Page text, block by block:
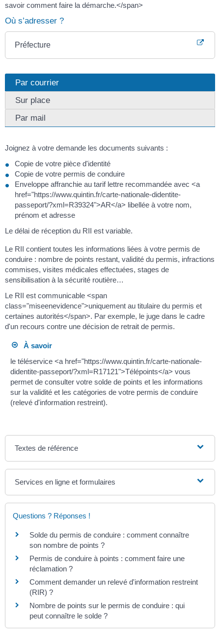
savoir comment faire la démarche.</span>
Où s’adresser ?
Préfecture
Par courrier
Sur place
Par mail
Joignez à votre demande les documents suivants :
Copie de votre pièce d'identité
Copie de votre permis de conduire
Enveloppe affranchie au tarif lettre recommandée avec <a
href="https://www.quintin.fr/carte-nationale-didentite-
passeport/?xml=R39324">AR</a> libellée à votre nom,
prénom et adresse
Le délai de réception du RII est variable.
Le RII contient toutes les informations liées à votre permis de
conduire : nombre de points restant, validité du permis, infractions
commises, visites médicales effectuées, stages de
sensibilisation à la sécurité routière…
Le RII est communicable <span
class="miseenevidence">uniquement au titulaire du permis et
certaines autorités</span>. Par exemple, le juge dans le cadre
d'un recours contre une décision de retrait de permis.
À savoir
le téléservice <a href="https://www.quintin.fr/carte-nationale-
didentite-passeport/?xml=R17121">Télépoints</a> vous
permet de consulter votre solde de points et les informations
sur la validité et les catégories de votre permis de conduire
(relevé d'information restreint).
Textes de référence
Services en ligne et formulaires
Questions ? Réponses !
Solde du permis de conduire : comment connaître
son nombre de points ?
Permis de conduire à points : comment faire une
réclamation ?
Comment demander un relevé d'information restreint
(RIR) ?
Nombre de points sur le permis de conduire : qui
peut connaître le solde ?